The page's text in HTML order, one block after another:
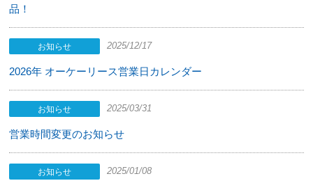
品！
お知らせ 2025/12/17
2026年 オーケーリース営業日カレンダー
お知らせ 2025/03/31
営業時間変更のお知らせ
お知らせ 2025/01/08